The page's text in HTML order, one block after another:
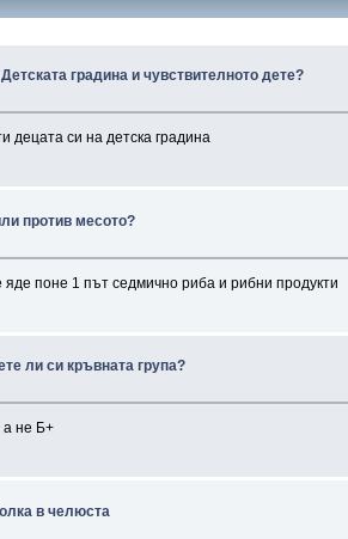
Детската градина и чувствителното дете?
децата си на детска градина
против месото?
поне 1 път седмично риба и рибни продукти
ли си кръвната група?
а не Б+
в челюста